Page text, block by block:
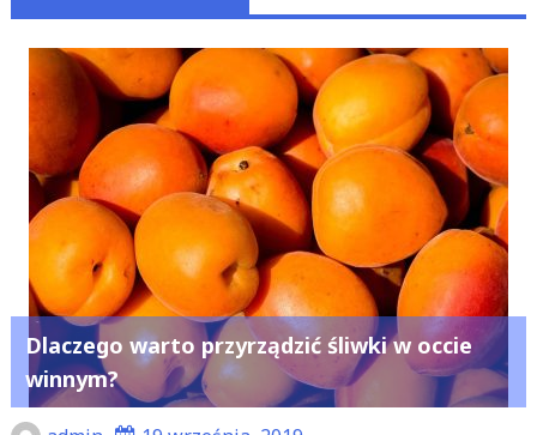
Dlaczego warto przyrządzić śliwki w occie
winnym?